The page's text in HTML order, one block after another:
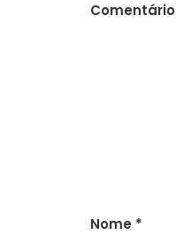
Comentário
Nome *